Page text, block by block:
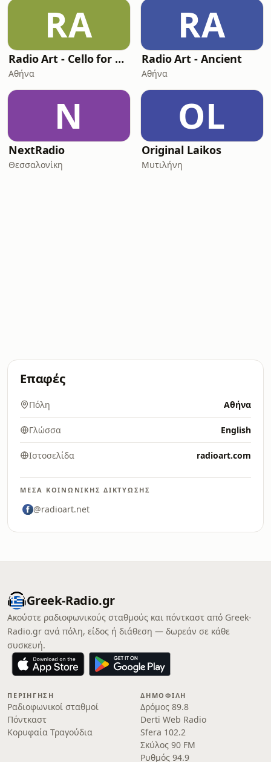
RA
Radio Art - Cello for Sleep
Αθήνα
RA
Radio Art - Ancient
Αθήνα
N
NextRadio
Θεσσαλονίκη
OL
Original Laikos
Μυτιλήνη
Επαφές
Πόλη Αθήνα
Γλώσσα English
Ιστοσελίδα radioart.com
ΜΈΣΑ ΚΟΙΝΩΝΙΚΉΣ ΔΙΚΤΎΩΣΗΣ
@radioart.net
Greek-Radio.gr
Ακούστε ραδιοφωνικούς σταθμούς και πόντκαστ από Greek-
Radio.gr ανά πόλη, είδος ή διάθεση — δωρεάν σε κάθε
συσκευή.
ΠΕΡΙΉΓΗΣΗ
Ραδιοφωνικοί σταθμοί
Πόντκαστ
Κορυφαία Τραγούδια
ΔΗΜΟΦΙΛΉ
Δρόμος 89.8
Derti Web Radio
Sfera 102.2
Σκύλος 90 FM
Ρυθμός 94.9